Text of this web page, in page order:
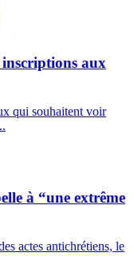
aux
qui souhaitent voir
à “une extrême
actes antichrétiens, le